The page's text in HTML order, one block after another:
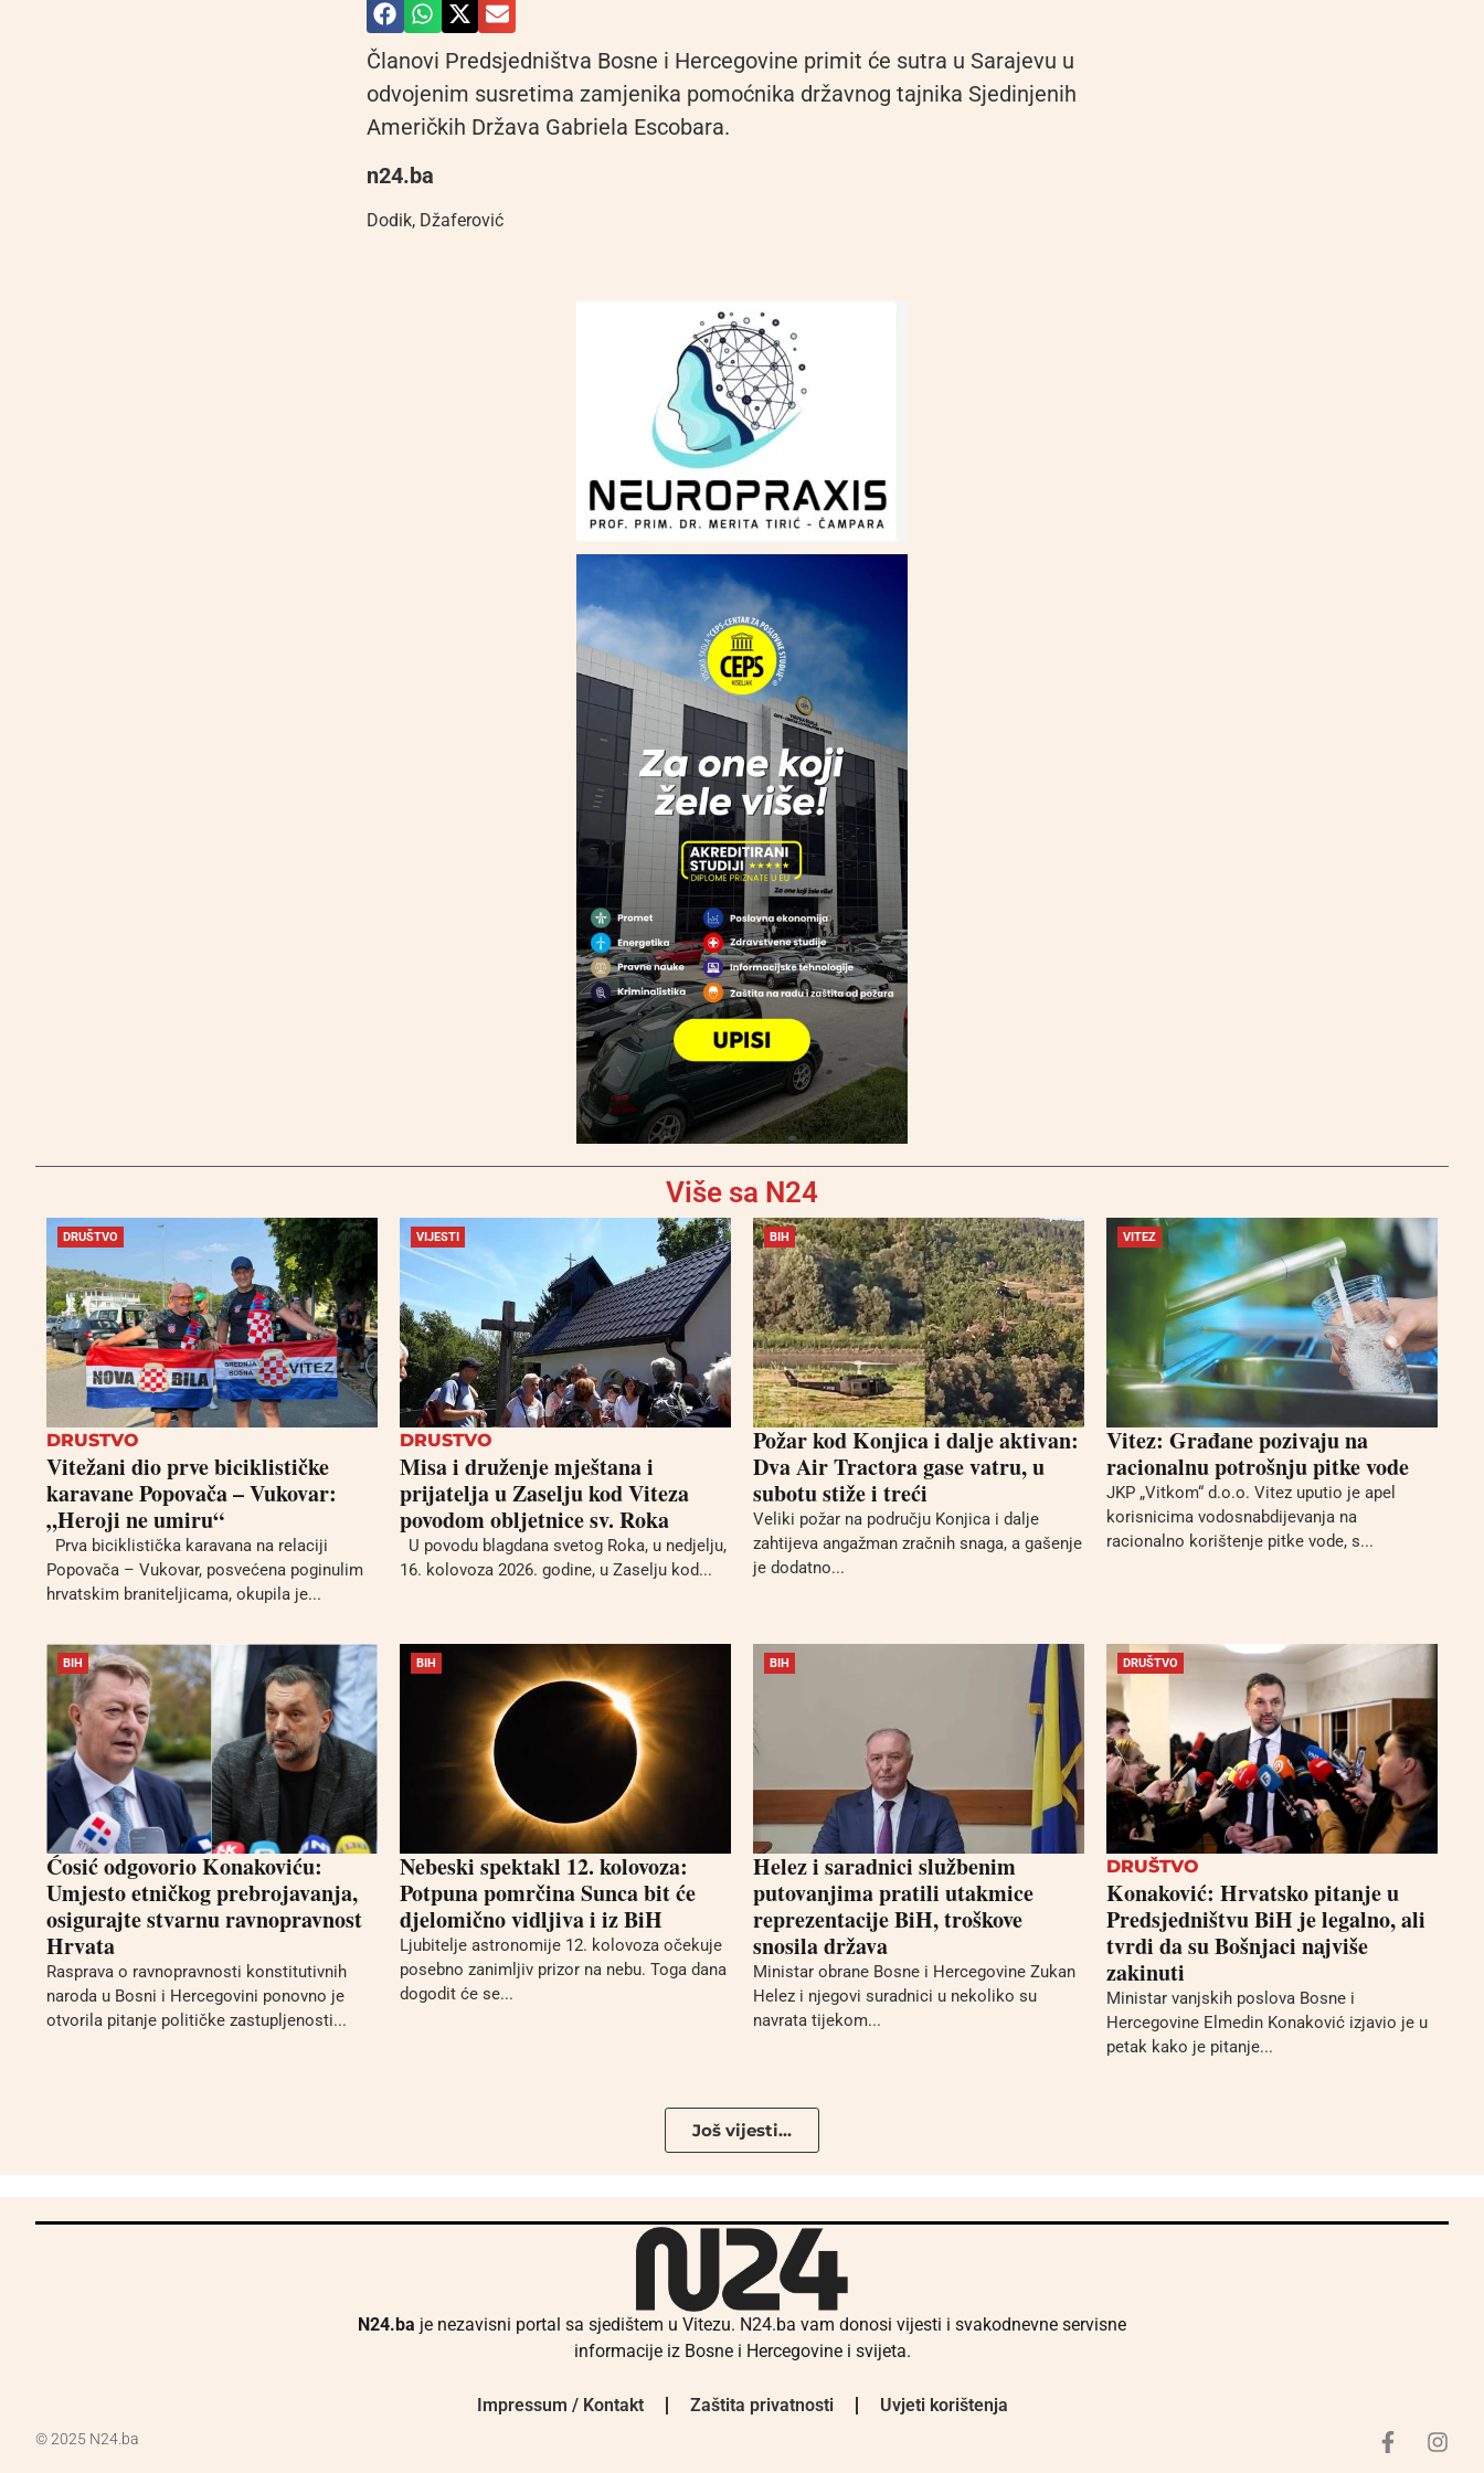
Članovi Predsjedništva Bosne i Hercegovine primit će sutra u Sarajevu u
odvojenim susretima zamjenika pomoćnika državnog tajnika Sjedinjenih
Američkih Država Gabriela Escobara.
n24.ba
Dodik, Džaferović
Više sa N24
DRUŠTVO
DRUSTVO
Vitežani dio prve biciklističke
karavane Popovača – Vukovar:
„Heroji ne umiru“
Prva biciklistička karavana na relaciji
Popovača – Vukovar, posvećena poginulim
hrvatskim braniteljicama, okupila je...
VIJESTI
DRUSTVO
Misa i druženje mještana i
prijatelja u Zaselju kod Viteza
povodom obljetnice sv. Roka
U povodu blagdana svetog Roka, u nedjelju,
16. kolovoza 2026. godine, u Zaselju kod...
BIH
Požar kod Konjica i dalje aktivan:
Dva Air Tractora gase vatru, u
subotu stiže i treći
Veliki požar na području Konjica i dalje
zahtijeva angažman zračnih snaga, a gašenje
je dodatno...
VITEZ
Vitez: Građane pozivaju na
racionalnu potrošnju pitke vode
JKP „Vitkom“ d.o.o. Vitez uputio je apel
korisnicima vodosnabdijevanja na
racionalno korištenje pitke vode, s...
BIH
Ćosić odgovorio Konakoviću:
Umjesto etničkog prebrojavanja,
osigurajte stvarnu ravnopravnost
Hrvata
Rasprava o ravnopravnosti konstitutivnih
naroda u Bosni i Hercegovini ponovno je
otvorila pitanje političke zastupljenosti...
BIH
Nebeski spektakl 12. kolovoza:
Potpuna pomrčina Sunca bit će
djelomično vidljiva i iz BiH
Ljubitelje astronomije 12. kolovoza očekuje
posebno zanimljiv prizor na nebu. Toga dana
dogodit će se...
BIH
Helez i saradnici službenim
putovanjima pratili utakmice
reprezentacije BiH, troškove
snosila država
Ministar obrane Bosne i Hercegovine Zukan
Helez i njegovi suradnici u nekoliko su
navrata tijekom...
DRUŠTVO
DRUŠTVO
Konaković: Hrvatsko pitanje u
Predsjedništvu BiH je legalno, ali
tvrdi da su Bošnjaci najviše
zakinuti
Ministar vanjskih poslova Bosne i
Hercegovine Elmedin Konaković izjavio je u
petak kako je pitanje...
Još vijesti...
N24.ba je nezavisni portal sa sjedištem u Vitezu. N24.ba vam donosi vijesti i svakodnevne servisne
informacije iz Bosne i Hercegovine i svijeta.
Impressum / Kontakt Zaštita privatnosti Uvjeti korištenja
© 2025 N24.ba